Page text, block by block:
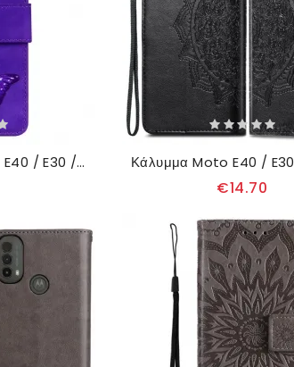
δερματινη θηκη Moto E40 / E30 / E20 Πεταλούδα Skin-touch
€14.70